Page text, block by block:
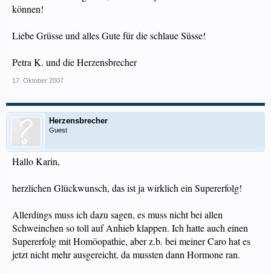
können!
Liebe Grüsse und alles Gute für die schlaue Süsse!
Petra K. und die Herzensbrecher
17. Oktober 2007
Herzensbrecher
Guest
Hallo Karin,
herzlichen Glückwunsch, das ist ja wirklich ein Supererfolg!
Allerdings muss ich dazu sagen, es muss nicht bei allen
Schweinchen so toll auf Anhieb klappen. Ich hatte auch einen
Supererfolg mit Homöopathie, aber z.b. bei meiner Caro hat es
jetzt nicht mehr ausgereicht, da mussten dann Hormone ran.